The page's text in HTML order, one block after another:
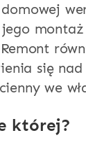
się nad
we
której?